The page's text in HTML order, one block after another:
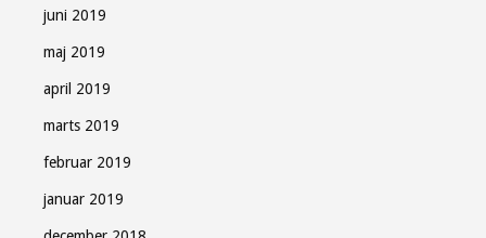
juni 2019
maj 2019
april 2019
marts 2019
februar 2019
januar 2019